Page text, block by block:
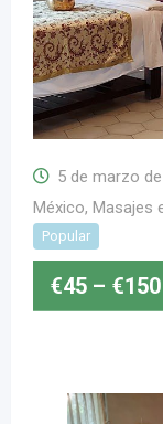
5 de marzo
México, Masajes
Popular
€45 – €150